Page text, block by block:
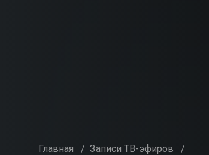
Главная / Записи ТВ-эфиров /